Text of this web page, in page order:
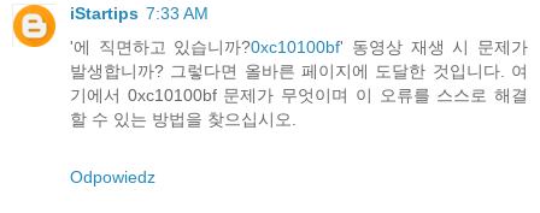
iStartips 7:33 AM
'에 직면하고 있습니까?0xc10100bf' 동영상 재생 시 문제가
발생합니까? 그렇다면 올바른 페이지에 도달한 것입니다. 여
기에서 0xc10100bf 문제가 무엇이며 이 오류를 스스로 해결
할 수 있는 방법을 찾으십시오.
Odpowiedz